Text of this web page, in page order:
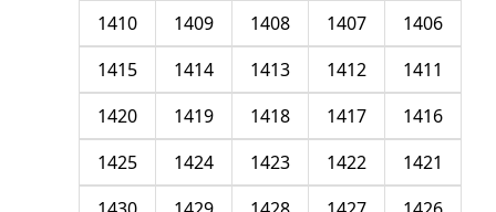
1406
1407
1408
1409
1410
1411
1412
1413
1414
1415
1416
1417
1418
1419
1420
1421
1422
1423
1424
1425